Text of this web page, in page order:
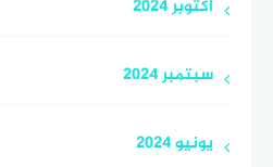
أكتوبر 2024
سبتمبر 2024
يونيو 2024